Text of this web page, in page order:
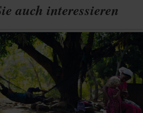
auch interessieren